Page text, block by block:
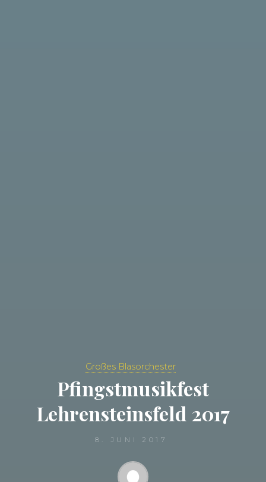
Großes Blasorchester
Pfingstmusikfest
Lehrensteinsfeld 2017
8. JUNI 2017